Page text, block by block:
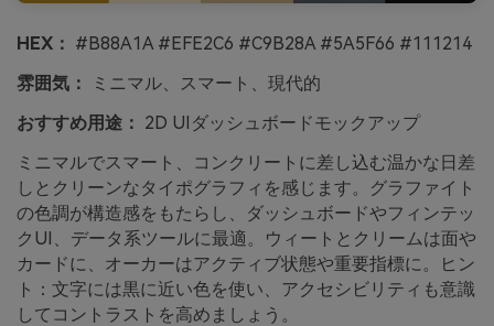
HEX： #B88A1A #EFE2C6 #C9B28A #5A5F66 #111214
雰囲気：
ミニマル、スマート、現代的
おすすめ用途： 2D UIダッシュボードモックアップ
ミニマルでスマート、コンクリートに差し込む温かな日差
しとクリーンなタイポグラフィを感じます。グラファイト
の色調が構造感をもたらし、ダッシュボードやフィンテッ
クUI、データ系ツールに最適。ウィートとクリームは面や
カードに、オーカーはアクティブ状態や重要指標に。ヒン
ト：文字には黒に近い色を使い、アクセシビリティも意識
してコントラストを高めましょう。